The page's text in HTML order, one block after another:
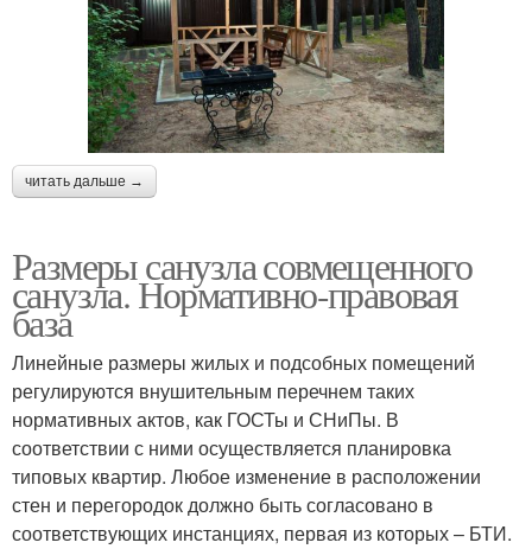
читать дальше →
Размеры санузла совмещенного
санузла. Нормативно-правовая
база
Линейные размеры жилых и подсобных помещений
регулируются внушительным перечнем таких
нормативных актов, как ГОСТы и СНиПы. В
соответствии с ними осуществляется планировка
типовых квартир. Любое изменение в расположении
стен и перегородок должно быть согласовано в
соответствующих инстанциях, первая из которых – БТИ.